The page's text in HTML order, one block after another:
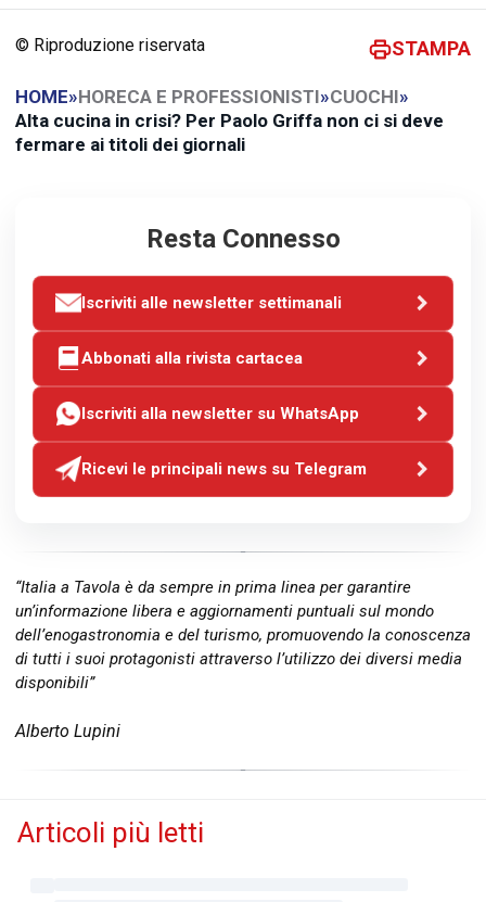
© Riproduzione riservata STAMPA
HOME»HORECA E PROFESSIONISTI»CUOCHI»
Alta cucina in crisi? Per Paolo Griffa non ci si deve
fermare ai titoli dei giornali
Resta Connesso
Iscriviti alle newsletter settimanali
Abbonati alla rivista cartacea
Iscriviti alla newsletter su WhatsApp
Ricevi le principali news su Telegram
“Italia a Tavola è da sempre in prima linea per garantire
un’informazione libera e aggiornamenti puntuali sul mondo
dell’enogastronomia e del turismo, promuovendo la conoscenza
di tutti i suoi protagonisti attraverso l’utilizzo dei diversi media
disponibili”
Alberto Lupini
Articoli più letti